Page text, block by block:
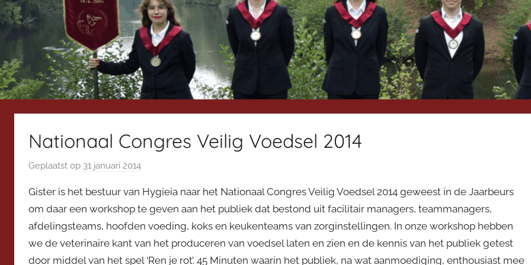
Nationaal Congres Veilig Voedsel 2014
Geplaatst op 31 januari 2014
o
r
V
i
c
Gister is het bestuur van Hygieia naar het Nationaal Congres Veilig Voedsel 2014 geweest in de Jaarbeurs
om daar een workshop te geven aan het publiek dat bestond uit facilitair managers, teammanagers,
afdelingsteams, hoofden voeding, koks en keukenteams van zorginstellingen. In onze workshop hebben
we de veterinaire kant van het produceren van voedsel laten en zien en de kennis van het publiek getest
door middel van het spel ‘Ren je rot’. 45 Minuten waarin het publiek, na wat aanmoediging, enthousiast mee